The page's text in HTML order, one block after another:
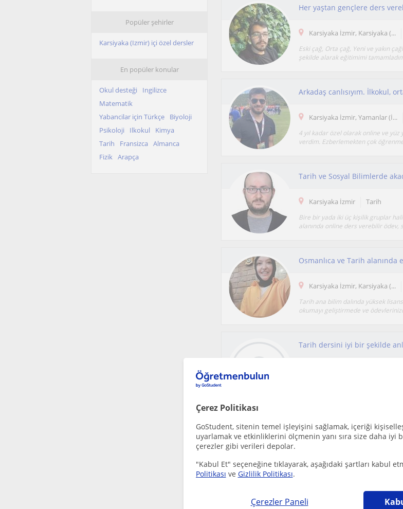
Çerez Politikası
GoStudent, sitenin temel işleyişini sağlamak, içeriği
uyarlamak ve etkinliklerini ölçmenin yanı sıra size daha iyi
çerezler gibi verileri depolar.
"Kabul Et" seçeneğine tıklayarak, aşağıdaki şartları kabul
Politikası ve Gizlilik Politikası.
Çerezler Paneli
Popüler şehirler
Karsiyaka (Izmir) içi özel dersler
En popüler konular
Okul desteği
Ingilizce
Matematik
Yabancilar için Türkçe
Biyoloji
Psikoloji
Ilkokul
Kimya
Tarih
Fransizca
Almanca
Fizik Arapça
Her yaştan gençlere ders
Karsiyaka İzmir, Karsiyaka (...
Eski çağ, Orta çağ, Yeni ve yakın
şekilde alarak eğitimimi
Arkadaş canlısıyım. İlkokul,
Karsiyaka İzmir, Yamanlar (İ...
4 yıl kadar özel olarak online ve
verdim. Ezberlemekten çok
Karsiyaka İzmir Tarih
Bire bir yada iki üç kişilik gruplar
alanında online ders verebilir ödev,
Osmanlıca ve Tarih
Karsiyaka İzmir, Karsiyaka (...
Tarih ana bilim dalında yüksek
okumayı geliştirmede ve
Ücretsiz ilan ver
Ücretsiz bir ilan ver ve öğretmenlerin seninle iletişime